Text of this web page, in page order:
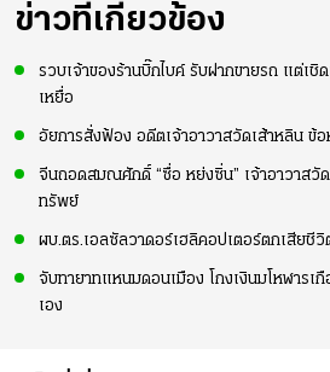
ข่าวที่เกี่ยวข้อง
รวบเจ้าของร้านบิ๊กไบค์ รับฝากขายรถ แต่เชิ
เหยื่อ
อัยการสั่งฟ้อง อดีตเจ้าอาวาสวัดเส้าหลิน ข้
จีนถอดสมณศักดิ์ “ซื่อ หย่งซิ่น” เจ้าอาวาสวั
ทรัพย์
ผบ.ตร.เอลซัลวาดอร์เฮลิคอปเตอร์ตกเสียชีวิ
จับทายาทแหนมดอนเมือง โกงเงินมโหฬารเ
เอง